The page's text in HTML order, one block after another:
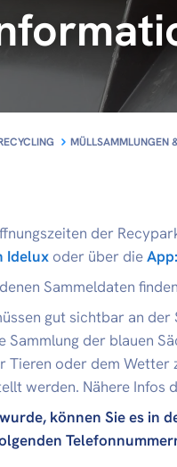
MÜLLSAMMLUNGEN
der
Idelux oder über die
Sammeldaten
gut sichtbar an
der blauen
oder dem Wetter
werden. Nähere Infos
können Sie es in